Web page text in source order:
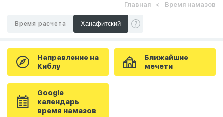
Главная Время намазов
Время расчета
Направление на
Киблу
Ближайшие
мечети
Google
календарь
время намазов